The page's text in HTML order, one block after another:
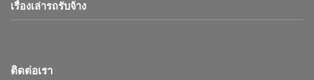
เรื่องเล่ารถรับจ้าง
ติดต่อเรา